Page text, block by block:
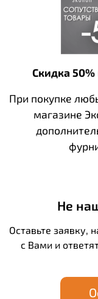
Скидка
При покупке
магазине
Не
Оставьте заявку,
с Вами и